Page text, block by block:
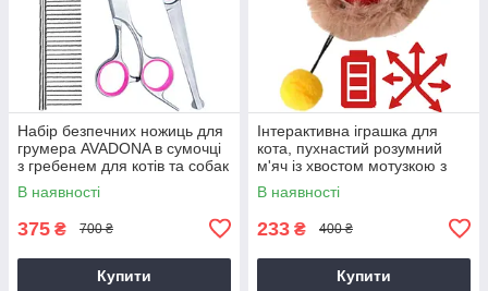
Набір безпечних ножиць для
грумера AVADONA в сумочці
з гребенем для котів та собак
4 предмети
В наявності
375 ₴ 700 ₴
Купити
Інтерактивна іграшка для
кота, пухнастий розумний
м'яч із хвостом мотузкою з
імітацією миші, тихий,
автоматичний,
В наявності
233 ₴ 400 ₴
Купити